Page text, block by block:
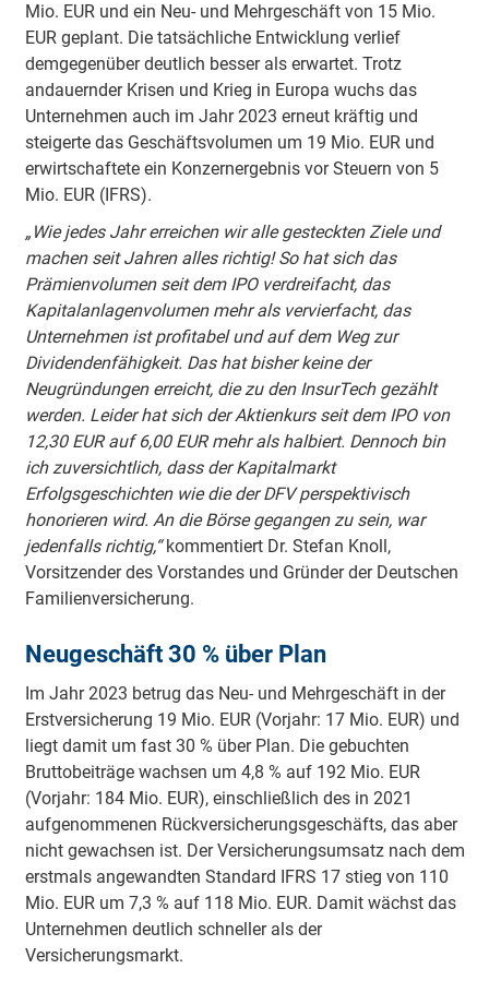
Mio. EUR und ein Neu- und Mehrgeschäft von 15 Mio.
EUR geplant. Die tatsächliche Entwicklung verlief
demgegenüber deutlich besser als erwartet. Trotz
andauernder Krisen und Krieg in Europa wuchs das
Unternehmen auch im Jahr 2023 erneut kräftig und
steigerte das Geschäftsvolumen um 19 Mio. EUR und
erwirtschaftete ein Konzernergebnis vor Steuern von 5
Mio. EUR (IFRS).
„Wie jedes Jahr erreichen wir alle gesteckten Ziele und
machen seit Jahren alles richtig! So hat sich das
Prämienvolumen seit dem IPO verdreifacht, das
Kapitalanlagenvolumen mehr als vervierfacht, das
Unternehmen ist profitabel und auf dem Weg zur
Dividendenfähigkeit. Das hat bisher keine der
Neugründungen erreicht, die zu den InsurTech gezählt
werden. Leider hat sich der Aktienkurs seit dem IPO von
12,30 EUR auf 6,00 EUR mehr als halbiert. Dennoch bin
ich zuversichtlich, dass der Kapitalmarkt
Erfolgsgeschichten wie die der DFV perspektivisch
honorieren wird. An die Börse gegangen zu sein, war
jedenfalls richtig,“kommentiert Dr. Stefan Knoll,
Vorsitzender des Vorstandes und Gründer der Deutschen
Familienversicherung.
Neugeschäft 30 % über Plan
Im Jahr 2023 betrug das Neu- und Mehrgeschäft in der
Erstversicherung 19 Mio. EUR (Vorjahr: 17 Mio. EUR) und
liegt damit um fast 30 % über Plan. Die gebuchten
Bruttobeiträge wachsen um 4,8 % auf 192 Mio. EUR
(Vorjahr: 184 Mio. EUR), einschließlich des in 2021
aufgenommenen Rückversicherungsgeschäfts, das aber
nicht gewachsen ist. Der Versicherungsumsatz nach dem
erstmals angewandten Standard IFRS 17 stieg von 110
Mio. EUR um 7,3 % auf 118 Mio. EUR. Damit wächst das
Unternehmen deutlich schneller als der
Versicherungsmarkt.